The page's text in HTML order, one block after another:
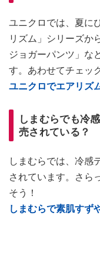
ユニクロでは、夏に
リズム」シリーズか
ジョガーパンツ」な
す。あわせてチェッ
ユニクロでエアリズ
しまむらでも冷
売されている？
しまむらでは、冷感
されています。さら
そう！
しまむらで素肌すず